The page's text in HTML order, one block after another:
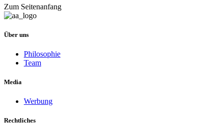
Zum Seitenanfang
Über uns
Philosophie
Team
Media
Werbung
Rechtliches